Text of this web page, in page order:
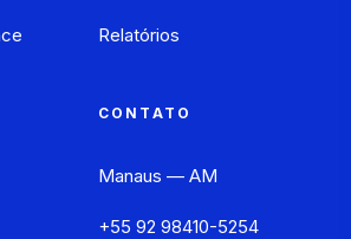
Relatórios
CONTATO
Manaus — AM
+55 92 98410-5254